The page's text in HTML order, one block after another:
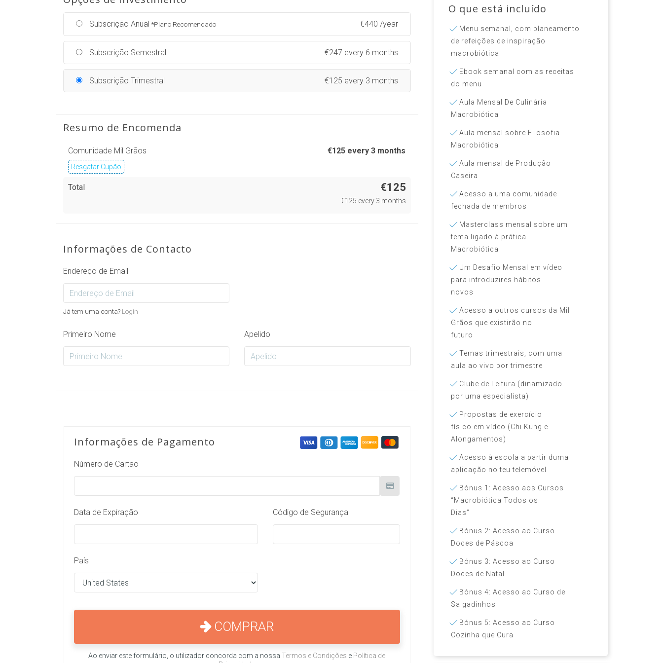
Subscrição Anual *Plano Recomendado €440 /year
Subscrição Semestral €247 every 6 months
Subscrição Trimestral €125 every 3 months
Resumo de Encomenda
Comunidade Mil Grãos €125 every 3 months
Resgatar Cupão
Total €125
€125 every 3 months
Informações de Contacto
Endereço de Email
Já tem uma conta? Login
Primeiro Nome Apelido
Informações de Pagamento
Número de Cartão
Data de Expiração Código de Segurança
País
COMPRAR
Ao enviar este formulário, o utilizador concorda com a nossaTermos e Condições e Política de
O que está incluído
Menu semanal, com planeamento
de refeições de inspiração
macrobiótica
Ebook semanal com as receitas
do menu
Aula Mensal De Culinária
Macrobiótica
Aula mensal sobre Filosofia
Macrobiótica
Aula mensal de Produção
Caseira
Acesso a uma comunidade
fechada de membros
Masterclass mensal sobre um
tema ligado à prática
Macrobiótica
Um Desafio Mensal em vídeo
para introduzires hábitos
novos
Acesso a outros cursos da Mil
Grãos que existirão no
futuro
Temas trimestrais, com uma
aula ao vivo por trimestre
Clube de Leitura (dinamizado
por uma especialista)
Propostas de exercício
físico em vídeo (Chi Kung e
Alongamentos)
Acesso à escola a partir duma
aplicação no teu telemóvel
Bónus 1: Acesso aos Cursos
“Macrobiótica Todos os
Dias”
Bónus 2: Acesso ao Curso
Doces de Páscoa
Bónus 3: Acesso ao Curso
Doces de Natal
Bónus 4: Acesso ao Curso de
Salgadinhos
Bónus 5: Acesso ao Curso
Cozinha que Cura